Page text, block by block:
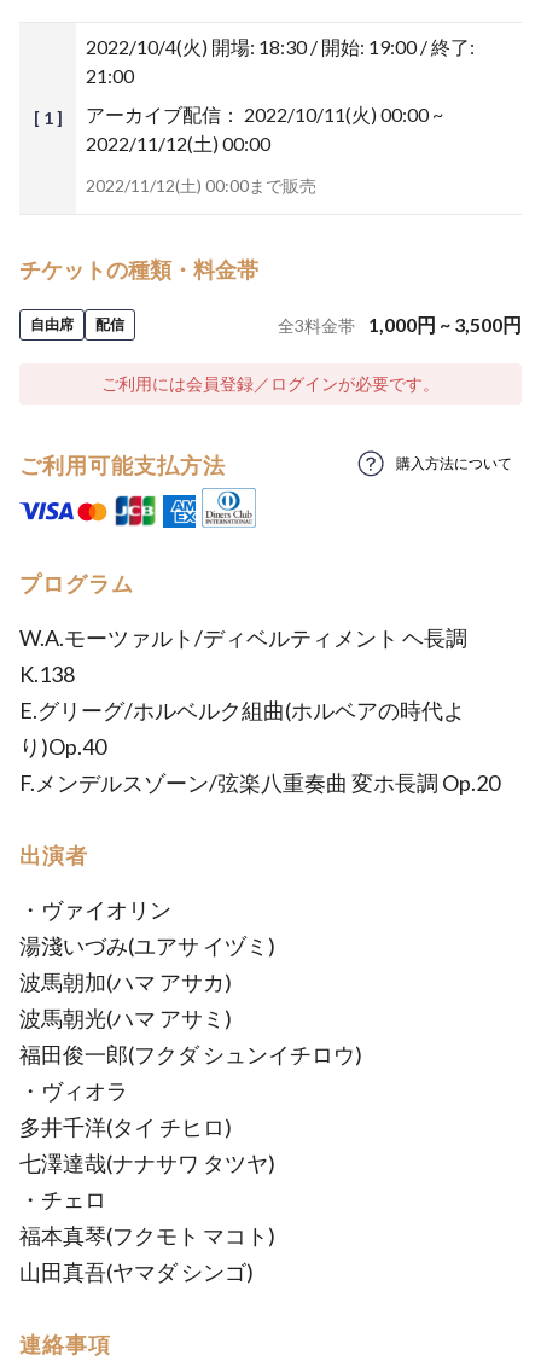
[ 1 ]
2022/10/4(火) 開場: 18:30 / 開始: 19:00 / 終了:
21:00
アーカイブ配信： 2022/10/11(火) 00:00 ~
2022/11/12(土) 00:00
2022/11/12(土) 00:00まで販売
チケットの種類・料金帯
自由席 配信 全3料金帯 1,000円 ~ 3,500円
ご利用には会員登録／ログインが必要です。
ご利用可能支払方法 購入方法について
プログラム
W.A.モーツァルト/ディベルティメント ヘ長調
K.138
E.グリーグ/ホルベルク組曲(ホルベアの時代よ
り)Op.40
F.メンデルスゾーン/弦楽八重奏曲 変ホ長調 Op.20
出演者
・ヴァイオリン
湯淺いづみ(ユアサ イヅミ)
波馬朝加(ハマ アサカ)
波馬朝光(ハマ アサミ)
福田俊一郎(フクダ シュンイチロウ)
・ヴィオラ
多井千洋(タイ チヒロ)
七澤達哉(ナナサワ タツヤ)
・チェロ
福本真琴(フクモト マコト)
山田真吾(ヤマダ シンゴ)
連絡事項